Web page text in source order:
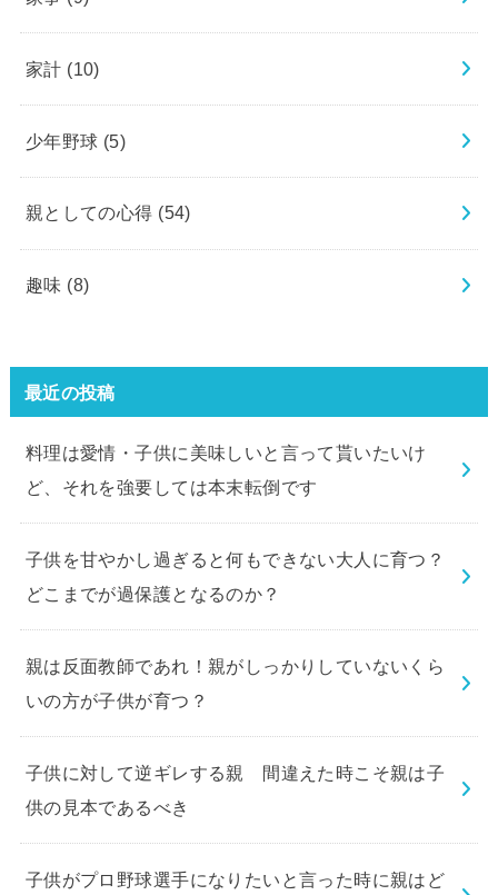
家計 (10)
少年野球 (5)
親としての心得 (54)
趣味 (8)
最近の投稿
料理は愛情・子供に美味しいと言って貰いたいけ
ど、それを強要しては本末転倒です
子供を甘やかし過ぎると何もできない大人に育つ？
どこまでが過保護となるのか？
親は反面教師であれ！親がしっかりしていないくら
いの方が子供が育つ？
子供に対して逆ギレする親 間違えた時こそ親は子
供の見本であるべき
子供がプロ野球選手になりたいと言った時に親はど